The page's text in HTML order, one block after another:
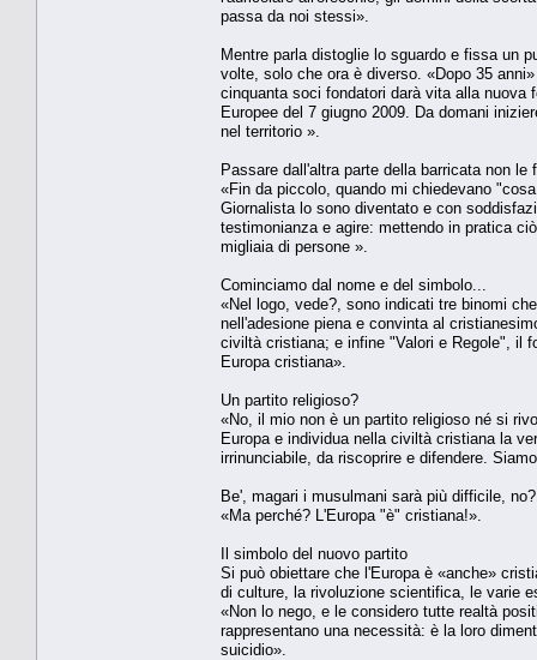
passa da noi stessi».
Mentre parla distoglie lo sguardo e fissa un
volte, solo che ora è diverso. «Dopo 35
cinquanta soci fondatori darà vita alla
Europee del 7 giugno 2009. Da domani
nel territorio ».
Passare dall'altra parte della barricata non le
«Fin da piccolo, quando mi chiedevano
Giornalista lo sono diventato e con
testimonianza e agire: mettendo in pratica
migliaia di persone ».
Cominciamo dal nome e del simbolo...
«Nel logo, vede?, sono indicati tre binomi
nell'adesione piena e convinta al
civiltà cristiana; e infine "Valori e Regole", il
Europa cristiana».
Un partito religioso?
«No, il mio non è un partito religioso né si
Europa e individua nella civiltà cristiana la
irrinunciabile, da riscoprire e difendere.
Be', magari i musulmani sarà più difficile, no?
«Ma perché? L'Europa "è" cristiana!».
Il simbolo del nuovo partito
Si può obiettare che l'Europa è «anche»
di culture, la rivoluzione scientifica, le varie
«Non lo nego, e le considero tutte realtà
rappresentano una necessità: è la loro
suicidio».